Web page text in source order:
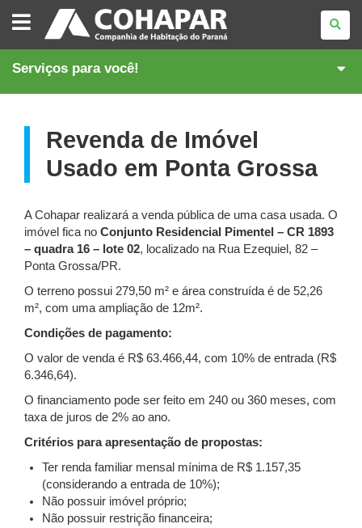
COMPANHIA
DE
HABITAÇÃO
DO
Serviços para você!
Revenda de Imóvel
Usado em Ponta Grossa
A Cohapar realizará a venda pública de uma casa usada. O
imóvel fica no Conjunto Residencial Pimentel – CR 1893
– quadra 16 – lote 02, localizado na Rua Ezequiel, 82 –
Ponta Grossa/PR.
O terreno possui 279,50 m² e área construída é de 52,26
m², com uma ampliação de 12m².
Condições de pagamento:
O valor de venda é R$ 63.466,44, com 10% de entrada (R$
6.346,64).
O financiamento pode ser feito em 240 ou 360 meses, com
taxa de juros de 2% ao ano.
Critérios para apresentação de propostas:
Ter renda familiar mensal mínima de R$ 1.157,35
(considerando a entrada de 10%);
Não possuir imóvel próprio;
Não possuir restrição financeira;